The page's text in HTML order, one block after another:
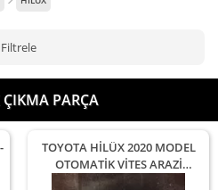
Filtrele
PARÇA
TOYOTA HİLÜX 2020 MODEL
OTOMATİK VİTES ARAZİ
ŞANZUMANI